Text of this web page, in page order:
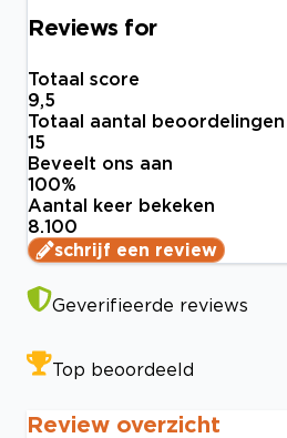
Reviews for
Totaal score
9,5
Totaal aantal beoordelingen
15
Beveelt ons aan
100%
Aantal keer bekeken
8.100
schrijf een review
Geverifieerde reviews
Top beoordeeld
Review overzicht